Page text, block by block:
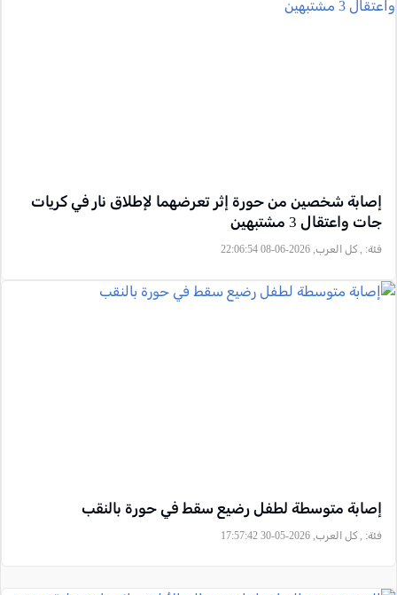
إصابة شخصين من حورة إثر تعرضهما لإطلاق نار في كريات
جات واعتقال 3 مشتبهين
فئة: , كل العرب, 2026-06-08 22:06:54
إصابة متوسطة لطفل رضيع سقط في حورة بالنقب
فئة: , كل العرب, 2026-05-30 17:57:42